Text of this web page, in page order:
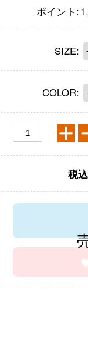
ポイント:
SIZE:
COLOR:
税